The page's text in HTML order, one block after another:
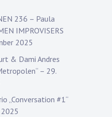
236 – Paula
IMPROVISERS
2025
& Dami Andres
– 29.
„Conversation #1“